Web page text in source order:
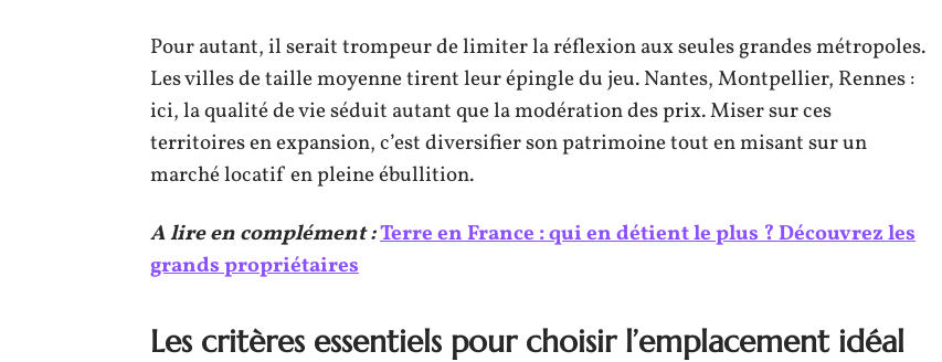
Pour autant, il serait trompeur de limiter la réflexion aux seules grandes métropoles.
Les villes de taille moyenne tirent leur épingle du jeu. Nantes, Montpellier, Rennes :
ici, la qualité de vie séduit autant que la modération des prix. Miser sur ces
territoires en expansion, c’est diversifier son patrimoine tout en misant sur un
marché locatif en pleine ébullition.
A lire en complément :Terre en France : qui en détient le plus ? Découvrez les
grands propriétaires
Les critères essentiels pour choisir l’emplacement idéal